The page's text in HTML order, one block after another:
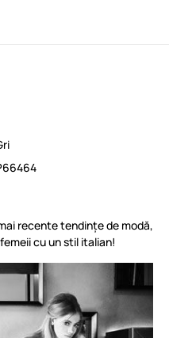
recente tendințe de modă,
femeii cu un stil italian!